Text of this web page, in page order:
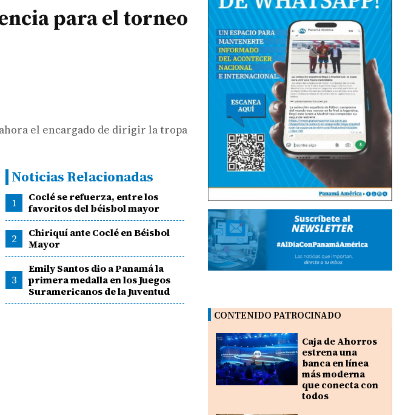
para el torneo
el encargado de dirigir la tropa
Noticias Relacionadas
1
Coclé se refuerza, entre los
favoritos del béisbol mayor
2
Chiriquí ante Coclé en Béisbol
Mayor
3
Emily Santos dio a Panamá la
primera medalla en los Juegos
Suramericanos de la Juventud
CONTENIDO PATROCINADO
Caja de Ahorros
estrena una
banca en línea
más moderna
que conecta con
todos